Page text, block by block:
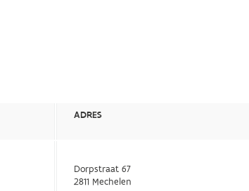
ADRES
Dorpstraat 67
2811 Mechelen